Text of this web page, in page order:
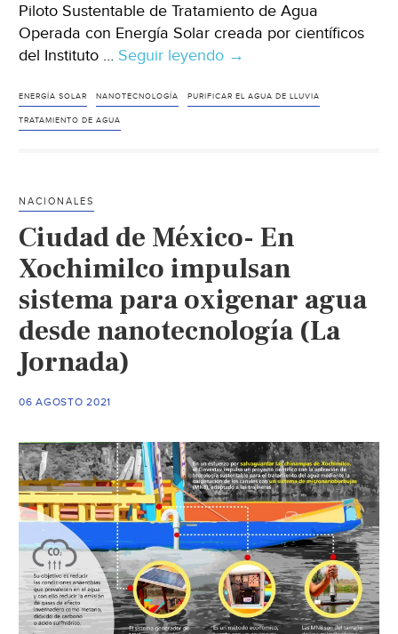
Piloto Sustentable de Tratamiento de Agua
Operada con Energía Solar creada por científicos
del Instituto … Seguir leyendo CDMX
Científicos
tratamiento
de
agua
(Excelsior)
→
ENERGÍA SOLAR NANOTECNOLOGÍA PURIFICAR EL AGUA DE LLUVIA
TRATAMIENTO DE AGUA
NACIONALES
Ciudad de México- En
Xochimilco impulsan
sistema para oxigenar agua
desde nanotecnología (La
Jornada)
06 AGOSTO 2021